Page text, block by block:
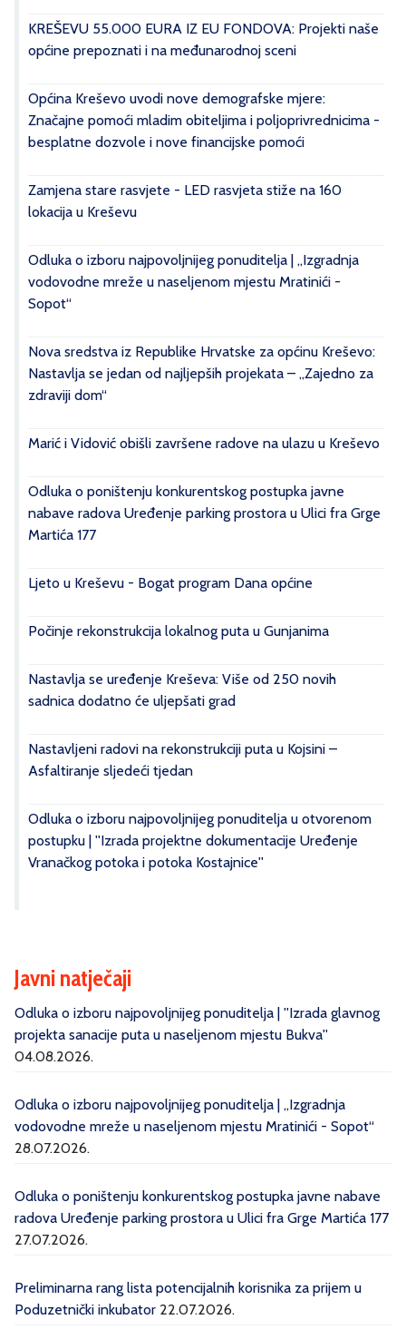
KREŠEVU 55.000 EURA IZ EU FONDOVA: Projekti naše
općine prepoznati i na međunarodnoj sceni
Općina Kreševo uvodi nove demografske mjere:
Značajne pomoći mladim obiteljima i poljoprivrednicima -
besplatne dozvole i nove financijske pomoći
Zamjena stare rasvjete - LED rasvjeta stiže na 160
lokacija u Kreševu
Odluka o izboru najpovoljnijeg ponuditelja | „Izgradnja
vodovodne mreže u naseljenom mjestu Mratinići -
Sopot“
Nova sredstva iz Republike Hrvatske za općinu Kreševo:
Nastavlja se jedan od najljepših projekata – „Zajedno za
zdraviji dom“
Marić i Vidović obišli završene radove na ulazu u Kreševo
Odluka o poništenju konkurentskog postupka javne
nabave radova Uređenje parking prostora u Ulici fra Grge
Martića 177
Ljeto u Kreševu - Bogat program Dana općine
Počinje rekonstrukcija lokalnog puta u Gunjanima
Nastavlja se uređenje Kreševa: Više od 250 novih
sadnica dodatno će uljepšati grad
Nastavljeni radovi na rekonstrukciji puta u Kojsini –
Asfaltiranje sljedeći tjedan
Odluka o izboru najpovoljnijeg ponuditelja u otvorenom
postupku | ''Izrada projektne dokumentacije Uređenje
Vranačkog potoka i potoka Kostajnice''
Javni natječaji
Odluka o izboru najpovoljnijeg ponuditelja | ''Izrada glavnog
projekta sanacije puta u naseljenom mjestu Bukva''
04.08.2026.
Odluka o izboru najpovoljnijeg ponuditelja | „Izgradnja
vodovodne mreže u naseljenom mjestu Mratinići - Sopot“
28.07.2026.
Odluka o poništenju konkurentskog postupka javne nabave
radova Uređenje parking prostora u Ulici fra Grge Martića 177
27.07.2026.
Preliminarna rang lista potencijalnih korisnika za prijem u
Poduzetnički inkubator 22.07.2026.